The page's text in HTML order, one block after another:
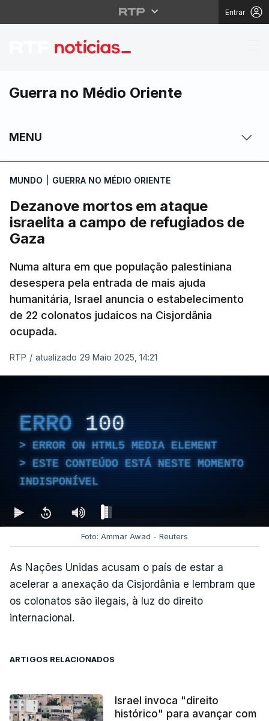
Entrar
Dezanove mortos em
Guerra no Médio Oriente
MENU
MUNDO GUERRA NO MÉDIO ORIENTE
Dezanove mortos em ataque
israelita a campo de refugiados de
Gaza
Numa altura em que população palestiniana
desespera pela entrada de mais ajuda
humanitária, Israel anuncia o estabelecimento
de 22 colonatos judaicos na Cisjordânia
ocupada.
RTP / atualizado 29 Maio 2025, 14:21
ERRO 100
ERROR ON HTML5 MEDIA ELEMENT
ESTE CONTEÚDO ESTÁ NESTE MOMENTO
INDISPONÍVEL
Foto: Ammar Awad - Reuters
As Nações Unidas acusam o país de estar a
acelerar a anexação da Cisjordânia e lembram que
os colonatos são ilegais, à luz do direito
internacional.
ARTIGOS RELACIONADOS
Israel invoca "direito
histórico" para avançar com